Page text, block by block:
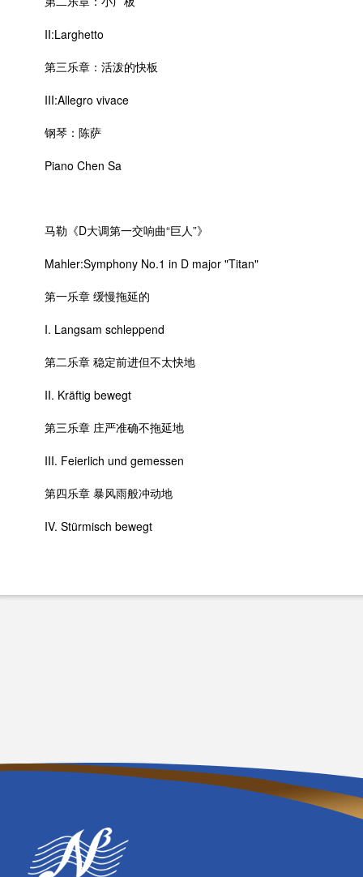
II:Larghetto
第三乐章：活泼的快板
III:Allegro vivace
钢琴：陈萨
Piano Chen Sa
马勒《D大调第一交响曲“巨人”》
Mahler:Symphony No.1 in D major "Titan"
第一乐章 缓慢拖延的
I. Langsam schleppend
第二乐章 稳定前进但不太快地
II. Kräftig bewegt
第三乐章 庄严准确不拖延地
III. Feierlich und gemessen
第四乐章 暴风雨般冲动地
IV. Stürmisch bewegt